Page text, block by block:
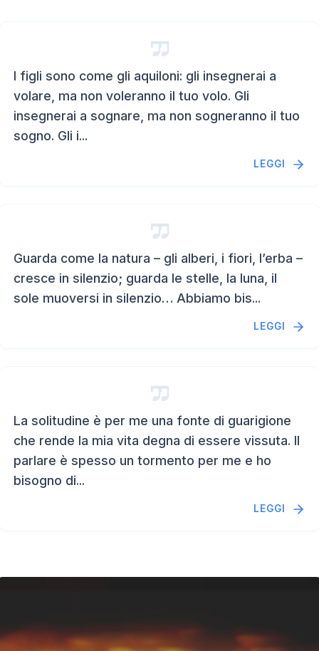
I figli sono come gli aquiloni: gli insegnerai a
volare, ma non voleranno il tuo volo. Gli
insegnerai a sognare, ma non sogneranno il tuo
sogno. Gli i...
LEGGI
Guarda come la natura – gli alberi, i fiori, l’erba –
cresce in silenzio; guarda le stelle, la luna, il
sole muoversi in silenzio… Abbiamo bis...
LEGGI
La solitudine è per me una fonte di guarigione
che rende la mia vita degna di essere vissuta. Il
parlare è spesso un tormento per me e ho
bisogno di...
LEGGI